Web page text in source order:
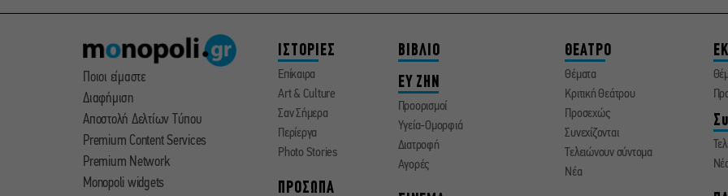
Ποιοι είμαστε
Διαφήμιση
Αποστολή Δελτίων Τύπου
Premium Content Services
Premium Network
Monopoli widgets
ΙΣΤΟΡΙΕΣ
Επίκαιρα
Art & Culture
Σαν Σήμερα
Περίεργα
Photo Stories
ΠΡΟΣΩΠΑ
ΒΙΒΛΙΟ
ΕΥ ΖΗΝ
Προορισμοί
Υγεία-Ομορφιά
Διατροφή
Αγορές
ΘΕΑΤΡΟ
Θέματα
Κριτική Θεάτρου
Προσεχώς
Συνεχίζονται
Τελειώνουν σύντομα
Νέα